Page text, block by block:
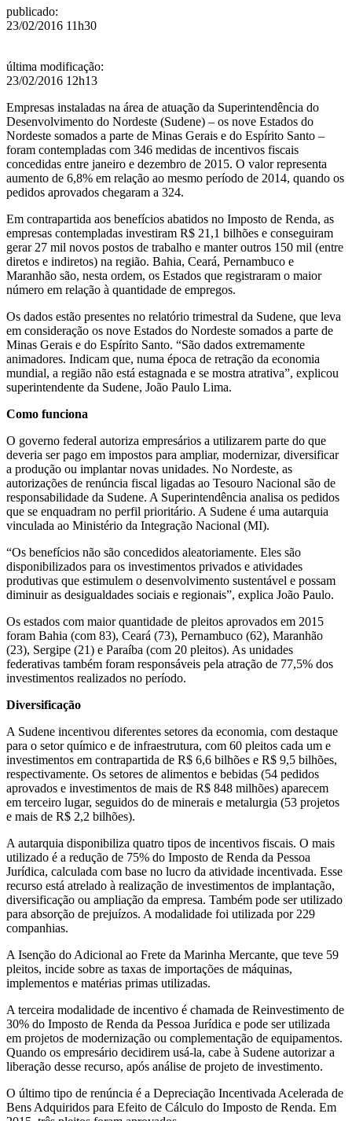
publicado:
23/02/2016 11h30
última modificação:
23/02/2016 12h13
Empresas instaladas na área de atuação da Superintendência do
Desenvolvimento do Nordeste (Sudene) – os nove Estados do
Nordeste somados a parte de Minas Gerais e do Espírito Santo –
foram contempladas com 346 medidas de incentivos fiscais
concedidas entre janeiro e dezembro de 2015. O valor representa
aumento de 6,8% em relação ao mesmo período de 2014, quando os
pedidos aprovados chegaram a 324.
Em contrapartida aos benefícios abatidos no Imposto de Renda, as
empresas contempladas investiram R$ 21,1 bilhões e conseguiram
gerar 27 mil novos postos de trabalho e manter outros 150 mil (entre
diretos e indiretos) na região. Bahia, Ceará, Pernambuco e
Maranhão são, nesta ordem, os Estados que registraram o maior
número em relação à quantidade de empregos.
Os dados estão presentes no relatório trimestral da Sudene, que leva
em consideração os nove Estados do Nordeste somados a parte de
Minas Gerais e do Espírito Santo. “São dados extremamente
animadores. Indicam que, numa época de retração da economia
mundial, a região não está estagnada e se mostra atrativa”, explicou
superintendente da Sudene, João Paulo Lima.
Como funciona
O governo federal autoriza empresários a utilizarem parte do que
deveria ser pago em impostos para ampliar, modernizar, diversificar
a produção ou implantar novas unidades. No Nordeste, as
autorizações de renúncia fiscal ligadas ao Tesouro Nacional são de
responsabilidade da Sudene. A Superintendência analisa os pedidos
que se enquadram no perfil prioritário. A Sudene é uma autarquia
vinculada ao Ministério da Integração Nacional (MI).
“Os benefícios não são concedidos aleatoriamente. Eles são
disponibilizados para os investimentos privados e atividades
produtivas que estimulem o desenvolvimento sustentável e possam
diminuir as desigualdades sociais e regionais”, explica João Paulo.
Os estados com maior quantidade de pleitos aprovados em 2015
foram Bahia (com 83), Ceará (73), Pernambuco (62), Maranhão
(23), Sergipe (21) e Paraíba (com 20 pleitos). As unidades
federativas também foram responsáveis pela atração de 77,5% dos
investimentos realizados no período.
Diversificação
A Sudene incentivou diferentes setores da economia, com destaque
para o setor químico e de infraestrutura, com 60 pleitos cada um e
investimentos em contrapartida de R$ 6,6 bilhões e R$ 9,5 bilhões,
respectivamente. Os setores de alimentos e bebidas (54 pedidos
aprovados e investimentos de mais de R$ 848 milhões) aparecem
em terceiro lugar, seguidos do de minerais e metalurgia (53 projetos
e mais de R$ 2,2 bilhões).
A autarquia disponibiliza quatro tipos de incentivos fiscais. O mais
utilizado é a redução de 75% do Imposto de Renda da Pessoa
Jurídica, calculada com base no lucro da atividade incentivada. Esse
recurso está atrelado à realização de investimentos de implantação,
diversificação ou ampliação da empresa. Também pode ser utilizado
para absorção de prejuízos. A modalidade foi utilizada por 229
companhias.
A Isenção do Adicional ao Frete da Marinha Mercante, que teve 59
pleitos, incide sobre as taxas de importações de máquinas,
implementos e matérias primas utilizadas.
A terceira modalidade de incentivo é chamada de Reinvestimento de
30% do Imposto de Renda da Pessoa Jurídica e pode ser utilizada
em projetos de modernização ou complementação de equipamentos.
Quando os empresário decidirem usá-la, cabe à Sudene autorizar a
liberação desse recurso, após análise de projeto de investimento.
O último tipo de renúncia é a Depreciação Incentivada Acelerada de
Bens Adquiridos para Efeito de Cálculo do Imposto de Renda. Em